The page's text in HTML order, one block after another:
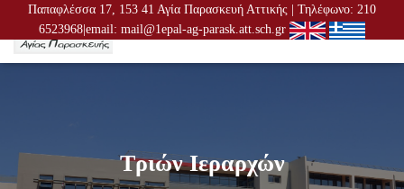
Παπαφλέσσα 17, 153 41 Αγία Παρασκευή Αττικής | Τηλέφωνο: 210
6523968|email: mail@1epal-ag-parask.att.sch.gr
Ν
Ή
Π
Τριών Ιεραρχών